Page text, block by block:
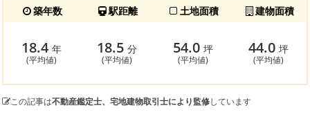
築年数 駅距離 土地面積 建物面積
18.4 年
(平均値)
18.5分
(平均値)
54.0 坪
(平均値)
44.0坪
(平均値)
この記事は不動産鑑定士、宅地建物取引士により監修しています